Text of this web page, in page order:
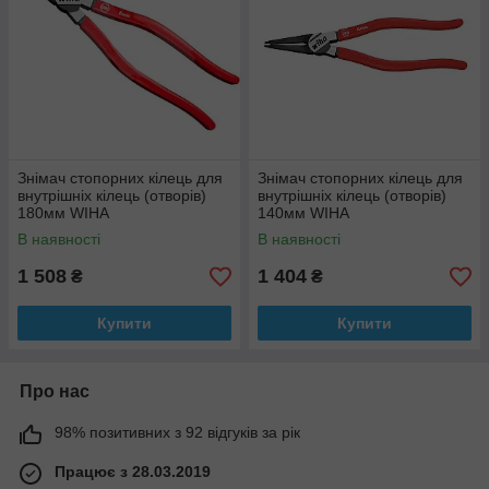
Знімач стопорних кілець для
внутрішніх кілець (отворів)
180мм WIHA
В наявності
1 508 ₴
Купити
Знімач стопорних кілець для
внутрішніх кілець (отворів)
140мм WIHA
В наявності
1 404 ₴
Купити
Про нас
98% позитивних з 92 відгуків за рік
Працює з 28.03.2019